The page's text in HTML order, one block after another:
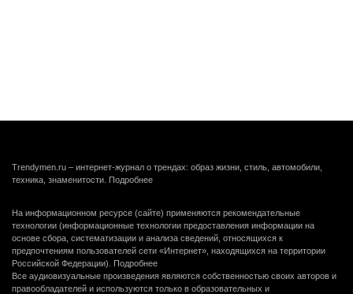
Trendymen.ru – интернет-журнал о трендах: образ жизни, стиль, автомобили,
техника, знаменитости. Подробнее
На информационном ресурсе (сайте) применяются рекомендательные
технологии (информационные технологии предоставления информации на
основе сбора, систематизации и анализа сведений, относящихся к
предпочтениям пользователей сети «Интернет», находящихся на территории
Российской Федерации). Подробнее
Все аудиовизуальные произведения являются собственностью своих авторов и
правообладателей и используются только в образовательных и